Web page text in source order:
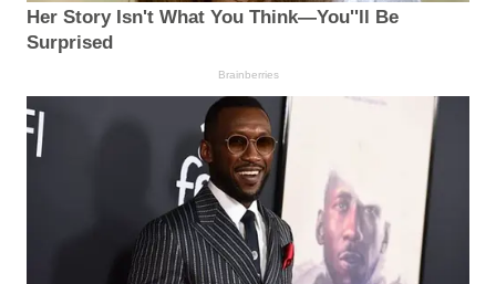
Her Story Isn't What You Think—You''ll Be
Surprised
Brainberries